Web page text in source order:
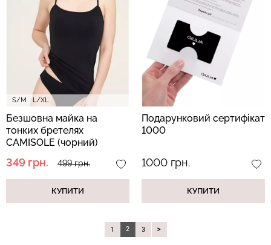
S/M L/XL
Безшовна майка на
тонких бретелях
CAMISOLE (чорний)
349 грн. 499 грн.
КУПИТИ
Подарунковий сертифікат
1000
1000 грн.
КУПИТИ
1 2 3